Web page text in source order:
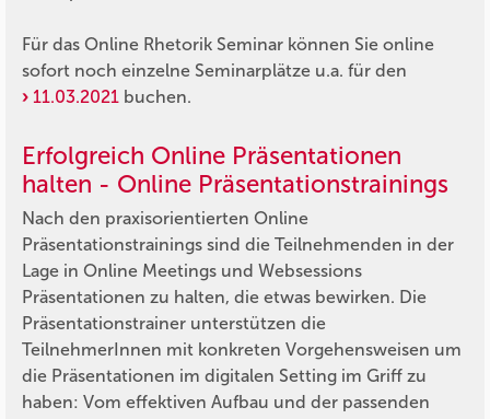
Für das Online Rhetorik Seminar können Sie online
sofort noch einzelne Seminarplätze u.a. für den
11.03.2021 buchen.
Erfolgreich Online Präsentationen
halten - Online Präsentationstrainings
Nach den praxisorientierten Online
Präsentationstrainings sind die Teilnehmenden in der
Lage in Online Meetings und Websessions
Präsentationen zu halten, die etwas bewirken. Die
Präsentationstrainer unterstützen die
TeilnehmerInnen mit konkreten Vorgehensweisen um
die Präsentationen im digitalen Setting im Griff zu
haben: Vom effektiven Aufbau und der passenden